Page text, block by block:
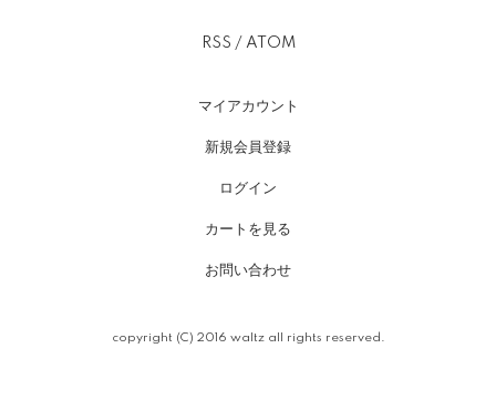
RSS / ATOM
マイアカウント
新規会員登録
ログイン
カートを見る
お問い合わせ
copyright (C) 2016 waltz all rights reserved.